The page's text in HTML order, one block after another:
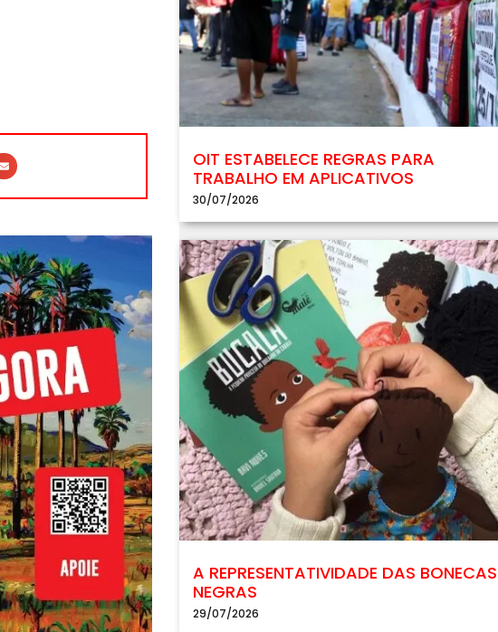
OIT ESTABELECE REGRAS PARA
TRABALHO EM APLICATIVOS
30/07/2026
A REPRESENTATIVIDADE DAS BONECAS
NEGRAS
29/07/2026